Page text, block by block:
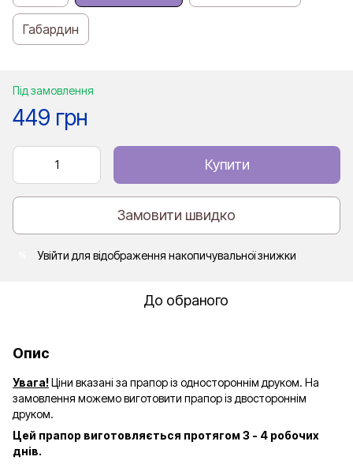
Габардин
Під замовлення
449 грн
Купити
Замовити швидко
Увійти для відображення накопичувальної знижки
До обраного
Опис
Увага!Ціни вказані за прапор із одностороннім друком. На
замовлення можемо виготовити прапор із двостороннім
друком.
Цей прапор виготовляється протягом 3 - 4 робочих
днів.